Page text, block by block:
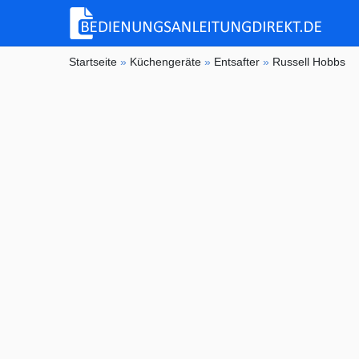
Startseite » Küchengeräte » Entsafter » Russell Hobbs